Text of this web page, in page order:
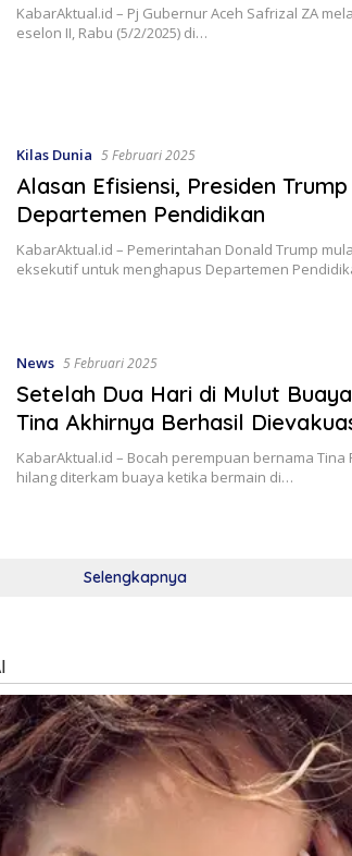
KabarAktual.id – Pj Gubernur Aceh Safrizal ZA
eselon II, Rabu (5/2/2025) di…
Kilas Dunia 5 Februari 2025
Alasan Efisiensi, Presiden
Departemen Pendidikan
KabarAktual.id – Pemerintahan Donald Trump
eksekutif untuk menghapus Departemen
News 5 Februari 2025
Setelah Dua Hari di Mulut
Tina Akhirnya Berhasil
KabarAktual.id – Bocah perempuan bernama Tina
hilang diterkam buaya ketika bermain di…
Selengkapnya